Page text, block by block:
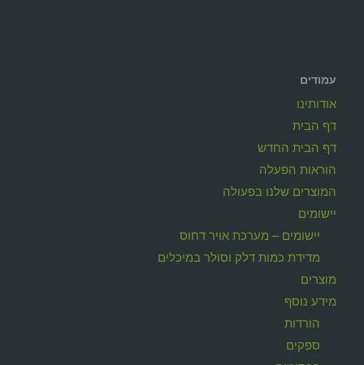
עמודים
אודותינו
דף הבית
דף הבית החדש
הוראות הפעלה
המוצרים שלנו בפעולה
יישומים
יישומים – מערכת אויר דחוס
מדידת כמות דלק וסולר במיכלים
מוצרים
מידע נוסף
הורדות
ספקים